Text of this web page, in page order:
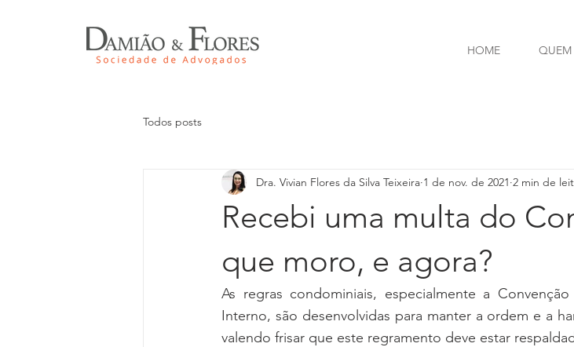
HOME
Todos posts
Recebi uma multa do
que moro, e agora?
Dra. Vivian Flores da Silva Teixeira 1 de nov. de 2021 2 min de
As regras condominiais, especialmente a
Interno, são desenvolvidas para manter a ordem e a
valendo frisar que este regramento deve estar